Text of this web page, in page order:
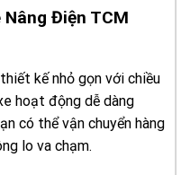
Điện TCM
kế nhỏ gọn với chiều
hoạt động dễ dàng
có thể vận chuyển hàng
lo va chạm.